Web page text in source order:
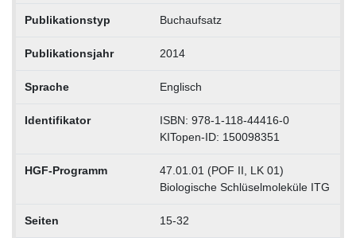
Publikationstyp Buchaufsatz
Publikationsjahr 2014
Sprache Englisch
Identifikator
ISBN: 978-1-118-44416-0
KITopen-ID: 150098351
HGF-Programm
47.01.01 (POF II, LK 01)
Biologische Schlüselmoleküle ITG
Seiten 15-32